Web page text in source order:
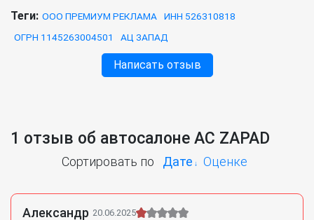
Теги: ООО ПРЕМИУМ РЕКЛАМА
ИНН 526310818
ОГРН 1145263004501
АЦ ЗАПАД
Написать отзыв
1 отзыв об автосалоне AC ZAPAD
Сортировать по Дате Оценке
Александр 20.06.2025